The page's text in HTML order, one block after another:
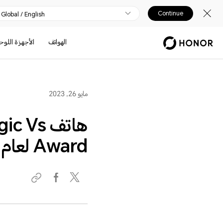
Global / English Continue
الهواتف الأجهزة
مايو 26, 2023
Award لعام 2023